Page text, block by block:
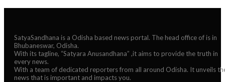
SatyaSandhana is a Odisha based news portal. The head office of is in
Bhubaneswar, Odisha.
With its tagline, “Satyara Anusandhana” ,it aims to provide the truth in
every news.
With a team of dedicated reporters from all around Odisha. It unveils
news that is important and impacts you.